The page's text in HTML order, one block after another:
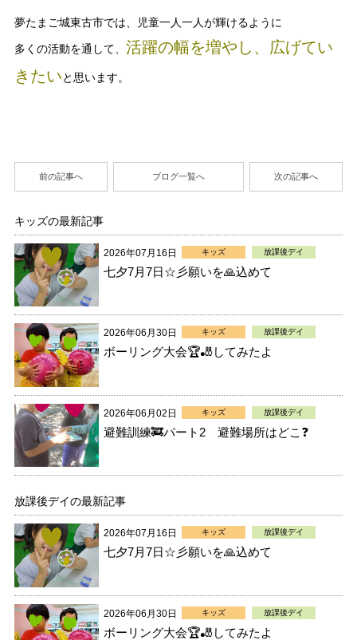
夢たまご城東古市では、児童一人一人が輝けるように
多くの活動を通して、 活躍の幅を増やし、広げてい
きたいと思います。
前の記事へ ブログ一覧へ 次の記事へ
キッズの最新記事
2026年07月16日 キッズ 放課後デイ
七夕7月7日☆彡願いを🙏込めて
2026年06月30日 キッズ 放課後デイ
ボーリング大会🏆🎳してみたよ
2026年06月02日 キッズ 放課後デイ
避難訓練🚒パート2 避難場所はどこ❓
放課後デイの最新記事
2026年07月16日 キッズ 放課後デイ
七夕7月7日☆彡願いを🙏込めて
2026年06月30日 キッズ 放課後デイ
ボーリング大会🏆🎳してみたよ